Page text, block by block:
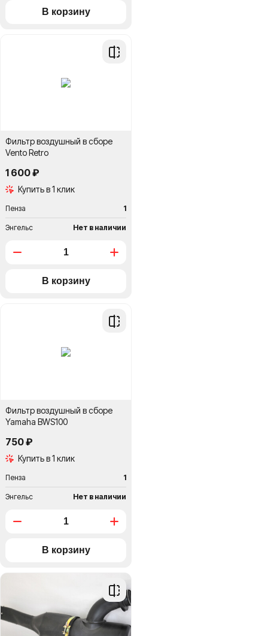
Добавить
Фильтр воздушный в сборе
Vento Retro
1 600 ₽
Купить в 1 клик
Пенза 1
Энгельс Нет в наличии
Добавить
Фильтр воздушный в сборе
Yamaha BWS100
750 ₽
Купить в 1 клик
Пенза 1
Энгельс Нет в наличии
Добавить
в
сравнение